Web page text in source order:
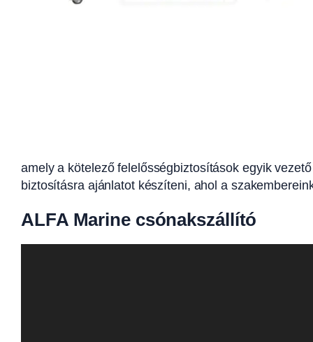
amely a kötelező felelősségbiztosítások egyik
biztosításra ajánlatot készíteni, ahol a
ALFA Marine csónakszállító